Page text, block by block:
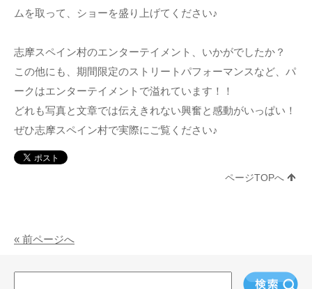
ムを取って、ショーを盛り上げてください♪
志摩スペイン村のエンターテイメント、いかがでしたか？
この他にも、期間限定のストリートパフォーマンスなど、パ
ークはエンターテイメントで溢れています！！
どれも写真と文章では伝えきれない興奮と感動がいっぱい！
ぜひ志摩スペイン村で実際にご覧ください♪
ページTOPへ
« 前ページへ